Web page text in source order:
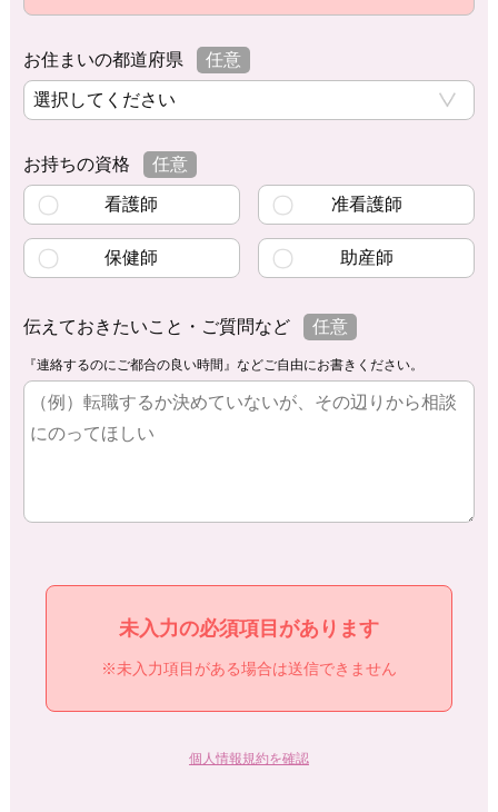
お住まいの都道府県 任意
お持ちの資格 任意
看護師 准看護師
保健師 助産師
伝えておきたいこと・ご質問など 任意
『連絡するのにご都合の良い時間』などご自由にお書きください。
未入力の必須項目があります
※未入力項目がある場合は送信できません
個人情報規約を確認